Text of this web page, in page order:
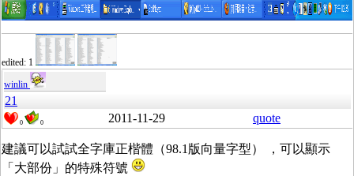
edited: 1
winlin
21
0 0 2011-11-29 quote
建議可以試試全字庫正楷體（98.1版向量字型） ，可以顯示
「大部份」的特殊符號